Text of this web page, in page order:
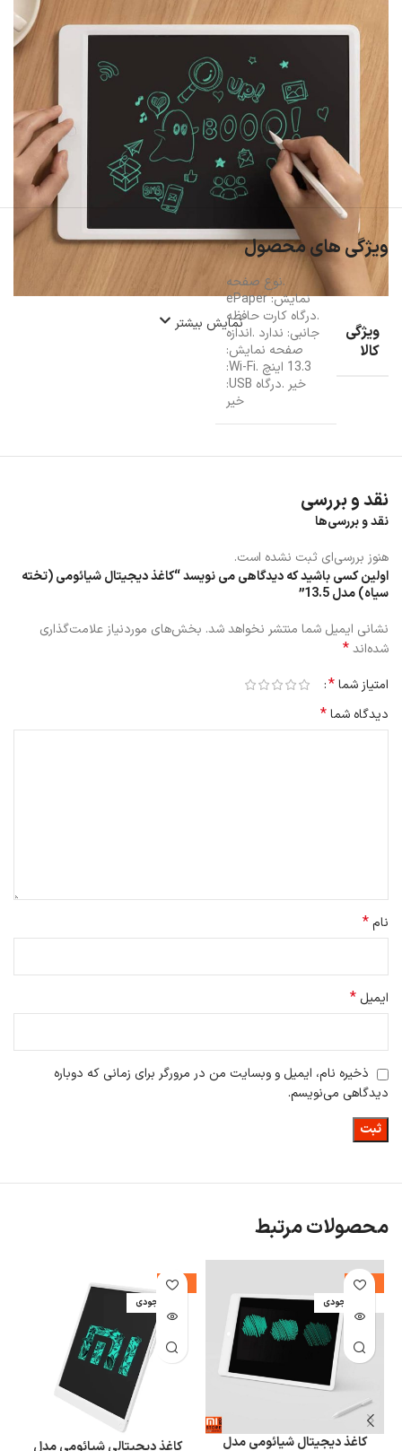
نمایش بیشتر
ویژگی های محصول
ویژگی
کالا
.نوع صفحه
نمایش: ePaper
.درگاه کارت حافظه
جانبی: ندارد .اندازه
صفحه نمایش:
13.3 اینچ .Wi-Fi:
خیر .درگاه USB:
خیر
نقد و بررسی
نقد و بررسی‌ها
هنوز بررسی‌ای ثبت نشده است.
اولین کسی باشید که دیدگاهی می نویسد “کاغذ دیجیتال شیائومی (تخته
سیاه) مدل 13.5”
نشانی ایمیل شما منتشر نخواهد شد. بخش‌های موردنیاز علامت‌گذاری
شده‌اند*
امتیاز شما*
دیدگاه شما*
نام*
ایمیل *
ذخیره نام، ایمیل و وبسایت من در مرورگر برای زمانی که دوباره
دیدگاهی می‌نویسم.
محصولات مرتبط
-15%
اتمام موجودی
کاغذ دیجیتال شیائومی مدل
-19%
اتمام موجودی